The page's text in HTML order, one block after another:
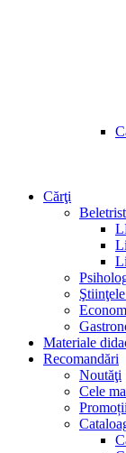
Cărţi
Materiale
Recomandări
Noutăţi
Cele
Promoții